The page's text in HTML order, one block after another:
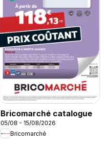
Bricomarché catalogue
05/08 - 15/08/2026
Bricomarché